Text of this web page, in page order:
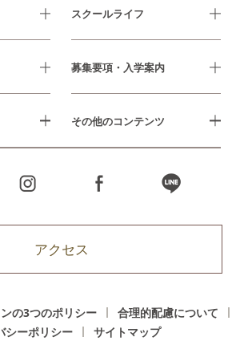
スクールライフ
募集要項・入学案内
その他のコンテンツ
アクセス
の3つのポリシー
合理的配慮について
シーポリシー
サイトマップ